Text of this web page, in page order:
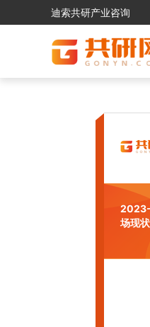
迪索共研产业咨询
2023-
场现